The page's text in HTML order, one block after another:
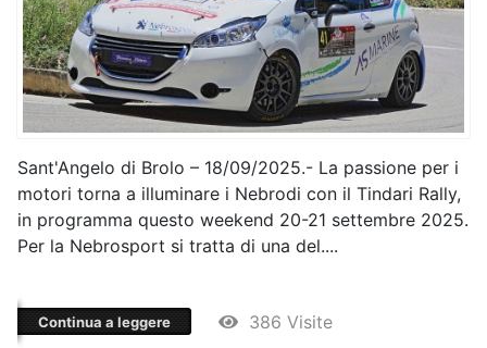
Sant'Angelo di Brolo – 18/09/2025.- La passione per i
motori torna a illuminare i Nebrodi con il Tindari Rally,
in programma questo weekend 20-21 settembre 2025.
Per la Nebrosport si tratta di una del....
Continua a leggere 386 Visite